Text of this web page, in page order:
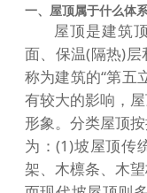
一、屋顶属于什么体
屋顶是建筑
面、保温(隔热)
称为建筑的“第五
有较大的影响，
形象。分类屋顶
为：(1)坡屋顶传
架、木檩条、木